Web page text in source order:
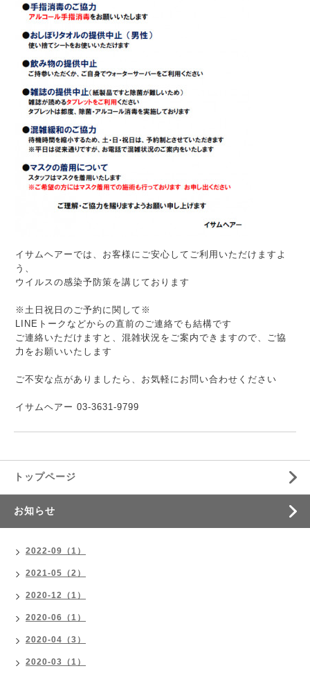
イサムヘアーでは、お客様にご安心してご利用いただけますよ
う、
ウイルスの感染予防策を講じております
※土日祝日のご予約に関して※
LINEトークなどからの直前のご連絡でも結構です
ご連絡いただけますと、混雑状況をご案内できますので、ご協
力をお願いいたします
ご不安な点がありましたら、お気軽にお問い合わせください
イサムヘアー 03-3631-9799
トップページ
お知らせ
2022-09（1）
2021-05（2）
2020-12（1）
2020-06（1）
2020-04（3）
2020-03（1）